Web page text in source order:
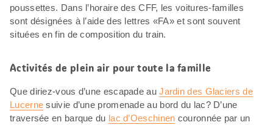
poussettes. Dans l’horaire des CFF, les voitures-familles
sont désignées à l’aide des lettres «FA» et sont souvent
situées en fin de composition du train.
Activités de plein air pour toute la famille
Que diriez-vous d’une escapade auJardin des Glaciers de
Lucerne suivie d’une promenade au bord du lac? D’une
traversée en barque du lac d’Oeschinen couronnée par un